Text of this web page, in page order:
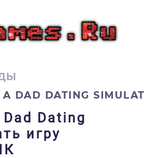
DAD DATING
Dad Dating
игру